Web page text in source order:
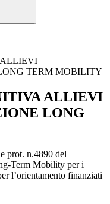
TERM MOBILITY
ALLIEVI
LONG
prot. n.4890 del
Term Mobility per i
l’orientamento finanziati